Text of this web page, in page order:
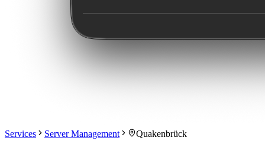
Services Server Management Quakenbrück